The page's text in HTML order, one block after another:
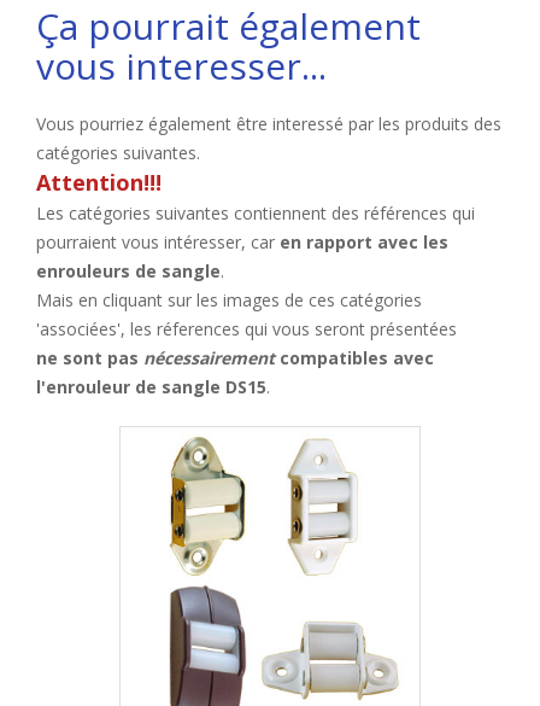
Ça pourrait également
vous interesser...
Vous pourriez également être interessé par les produits des
catégories suivantes.
Attention!!!
Les catégories suivantes contiennent des références qui
pourraient vous intéresser, car en rapport avec les
enrouleurs de sangle.
Mais en cliquant sur les images de ces catégories
'associées', les réferences qui vous seront présentées
ne sont pas nécessairementcompatibles avec
l'enrouleur de sangle DS15.